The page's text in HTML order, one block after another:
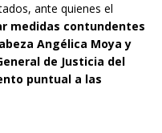
ante quienes el
medidas contundentes
Angélica Moya y
de Justicia del
puntual a las